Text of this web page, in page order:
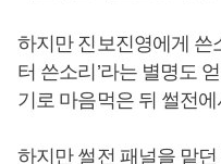
하지만 진보진영에게 쓴
터 쓴소리’라는 별명도
기로 마음먹은 뒤 썰전
하지만 썰전 패널을 맡